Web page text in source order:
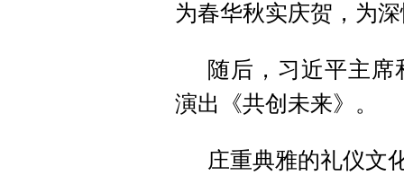
为春华秋实庆贺，为
随后，习近平主
演出《共创未来》。
庄重典雅的礼仪